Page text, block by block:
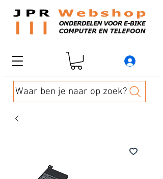
Waar ben je naar op zoek?